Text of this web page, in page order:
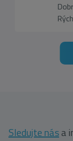
Sledujte nása